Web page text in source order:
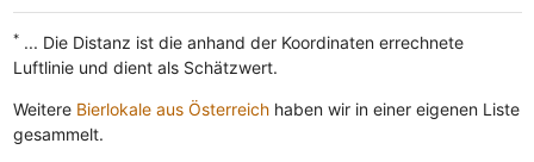
*... Die Distanz ist die anhand der Koordinaten errechnete
Luftlinie und dient als Schätzwert.
Weitere Bierlokale aus Österreichhaben wir in einer eigenen Liste
gesammelt.